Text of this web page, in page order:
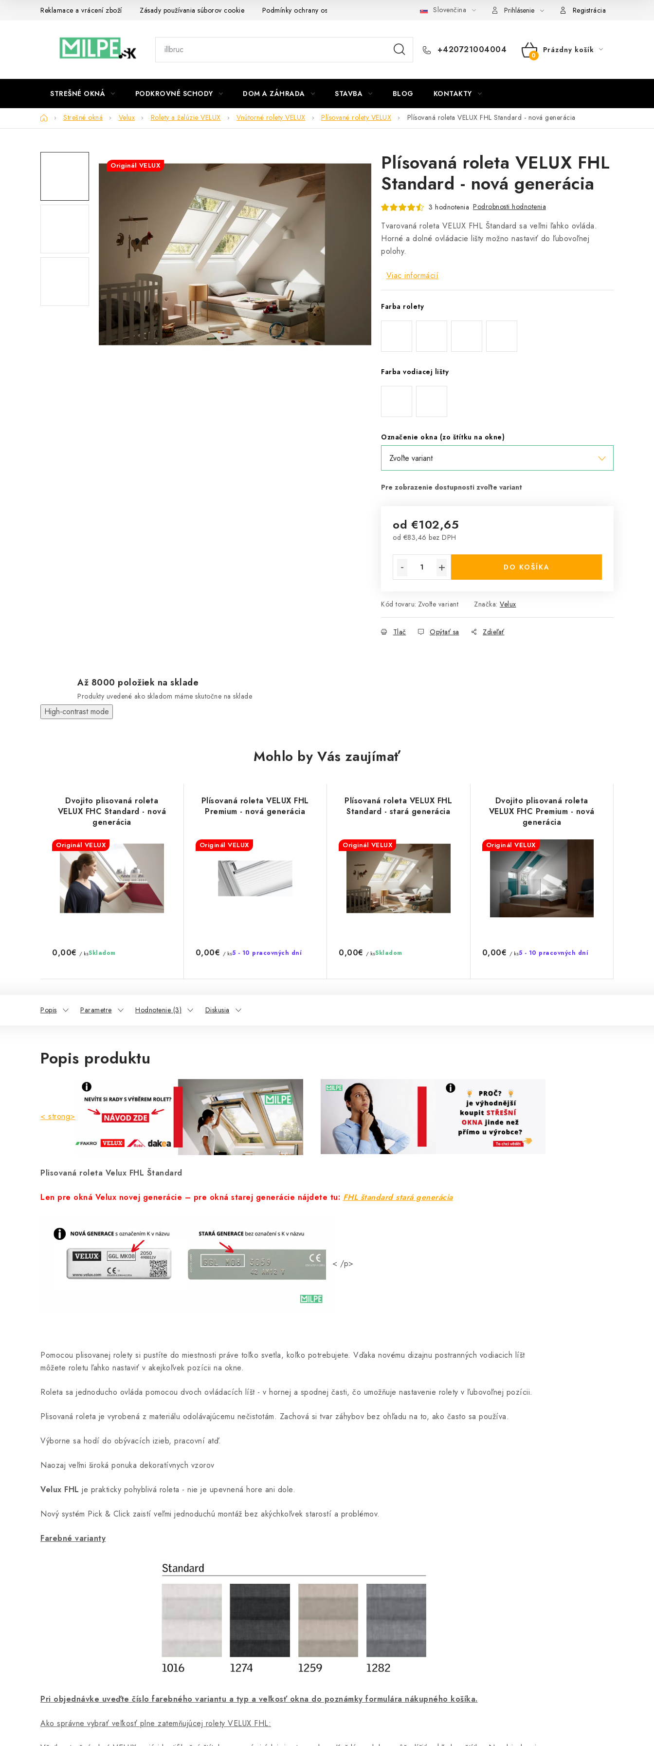
Reklamace a vrácení zboží Zásady používania súborov cookie Podmínky ochrany osobních údajů Obchodní podmínky Mapa webu Milpe.sk
Slovenčina Prihlásenie Registrácia
+420721004004
NÁKUPNÝ
Prázdny košík
STREŠNÉ OKNÁ PODKROVNÉ SCHODY DOM A ZÁHRADA STAVBA BLOG KONTAKTY
DomovStrešné okná Velux Rolety a žalúzie VELUX Vnútorné rolety VELUX Plísované rolety VELUX Plísovaná roleta VELUX FHL Standard - nová generácia
Plísovaná roleta VELUX FHL
Standard - nová generácia
3 hodnotenia Podrobnosti hodnotenia
Tvarovaná roleta VELUX FHL Štandard sa veľmi ľahko ovláda.
Horné a dolné ovládacie lišty možno nastaviť do ľubovoľnej
polohy.
Viac informácií
Farba rolety
Farba vodiacej lišty
Označenie okna (zo štítku na okne)
od €102,65
od €83,46 bez DPH
DO KOŠÍKA
Kód tovaru: Zvoľte variant Značka: Velux
Tlač Opýtať sa Zdieľať
Originál VELUX
Až 8000 položiek na sklade
Produkty uvedené ako skladom máme skutočne na sklade
High-contrast mode
Mohlo by Vás zaujímať
Dvojito plisovaná roleta
VELUX FHC Standard - nová
generácia
Originál VELUX
0,00€ / ksSkladom
Plísovaná roleta VELUX FHL
Premium - nová generácia
Originál VELUX
0,00€ / ks5 - 10 pracovných dní
Plísovaná roleta VELUX FHL
Standard - stará generácia
Originál VELUX
0,00€ / ksSkladom
Dvojito plisovaná roleta
VELUX FHC Premium - nová
generácia
Originál VELUX
0,00€ / ks5 - 10 pracovných dní
Popis Parametre Hodnotenie (3) Diskusia
Popis produktu
< strong>
Plisovaná roleta Velux FHL Štandard
Len pre okná Velux novej generácie – pre okná starej generácie nájdete tu: FHL štandard stará generácia
< /p>
Pomocou plisovanej rolety si pustíte do miestnosti práve toľko svetla, koľko potrebujete. Vďaka novému dizajnu postranných vodiacich líšt
môžete roletu ľahko nastaviť v akejkoľvek pozícii na okne.
Roleta sa jednoducho ovláda pomocou dvoch ovládacích líšt - v hornej a spodnej časti, čo umožňuje nastavenie rolety v ľubovoľnej pozícii.
Plisovaná roleta je vyrobená z materiálu odolávajúcemu nečistotám. Zachová si tvar záhybov bez ohľadu na to, ako často sa používa.
Výborne sa hodí do obývacích izieb, pracovní atď.
Naozaj veľmi široká ponuka dekoratívnych vzorov
Velux FHL je prakticky pohyblivá roleta - nie je upevnená hore ani dole.
Nový systém Pick & Click zaistí veľmi jednoduchú montáž bez akýchkoľvek starostí a problémov.
Farebné varianty
Pri objednávke uveďte číslo farebného variantu a typ a veľkosť okna do poznámky formulára nákupného košíka.
Ako správne vybrať veľkosť plne zatemňujúcej rolety VELUX FHL: